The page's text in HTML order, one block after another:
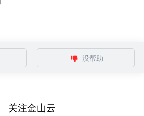
没帮助
关注金山云